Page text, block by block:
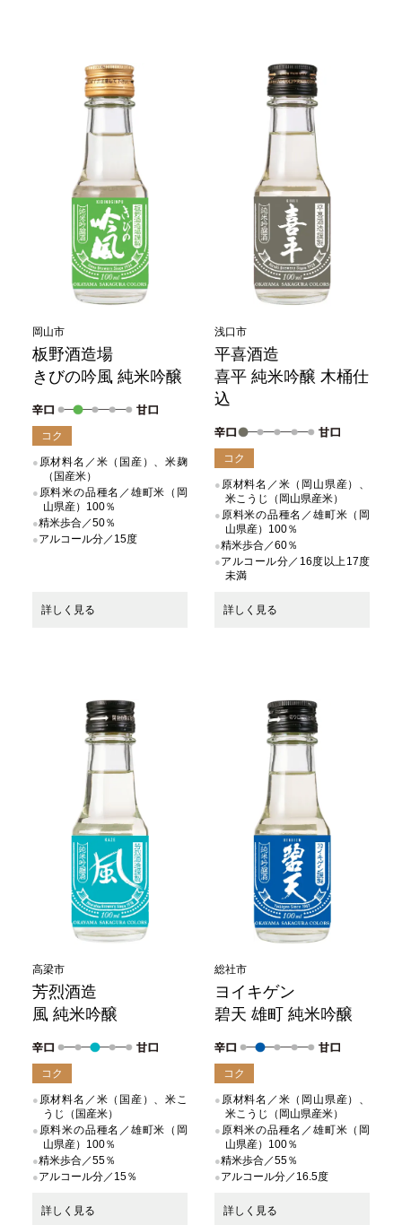
岡山市
板野酒造場
きびの吟風 純米吟醸
コク
原材料名／米（国産）、米麹
（国産米）
原料米の品種名／雄町米（岡
山県産）100％
精米歩合／50％
アルコール分／15度
詳しく見る
浅口市
平喜酒造
喜平 純米吟醸 木桶仕
込
コク
原材料名／米（岡山県産）、
米こうじ（岡山県産米）
原料米の品種名／雄町米（岡
山県産）100％
精米歩合／60％
アルコール分／16度以上17度
未満
詳しく見る
高梁市
芳烈酒造
風 純米吟醸
コク
原材料名／米（国産）、米こ
うじ（国産米）
原料米の品種名／雄町米（岡
山県産）100％
精米歩合／55％
アルコール分／15％
詳しく見る
総社市
ヨイキゲン
碧天 雄町 純米吟醸
コク
原材料名／米（岡山県産）、
米こうじ（岡山県産米）
原料米の品種名／雄町米（岡
山県産）100％
精米歩合／55％
アルコール分／16.5度
詳しく見る